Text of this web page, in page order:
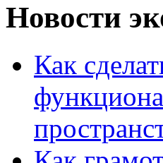
Новости
Как